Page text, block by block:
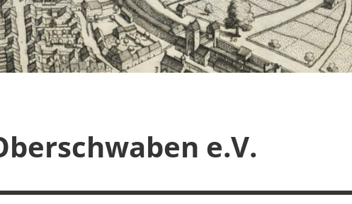
e.V.